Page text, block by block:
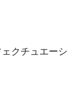
クチュエーシ